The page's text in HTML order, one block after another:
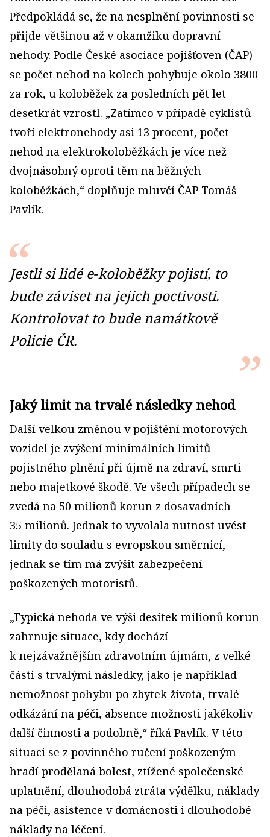
Předpokládá se, že na nesplnění povinnosti se
přijde většinou až v okamžiku dopravní
nehody. Podle České asociace pojišťoven (ČAP)
se počet nehod na kolech pohybuje okolo 3800
za rok, u koloběžek za posledních pět let
desetkrát vzrostl. „Zatímco v případě cyklistů
tvoří elektro­nehody asi 13 procent, počet
nehod na elektrokoloběžkách je více než
dvojnásobný oproti těm na běžných
koloběžkách,“ doplňuje mluvčí ČAP Tomáš
Pavlík.
Jestli si lidé e‑koloběžky pojistí, to
bude záviset na jejich poctivosti.
Kontrolovat to bude namátkově
Policie ČR.
Jaký limit na trvalé následky nehod
Další velkou změnou v pojištění motorových
vozidel je zvýšení minimálních limitů
pojistného plnění při újmě na zdraví, smrti
nebo majetkové škodě. Ve všech případech se
zvedá na 50 milionů korun z dosavadních
35 milionů. Jednak to vyvolala nutnost uvést
limity do souladu s evropskou směrnicí,
jednak se tím má zvýšit zabezpečení
poškozených motoristů.
„Typická nehoda ve výši desítek milionů korun
zahrnuje situace, kdy dochází
k nejzávažnějším zdravotním újmám, z velké
části s trvalými následky, jako je například
nemožnost pohybu po zbytek života, trvalé
odkázání na péči, absence možnosti jakékoliv
další činnosti a podobně,“ říká Pavlík. V této
situaci se z povinného ručení poškozeným
hradí prodělaná bolest, ztížené společenské
uplatnění, dlouhodobá ztráta výdělku, náklady
na péči, asistence v domácnosti i dlouhodobé
náklady na léčení.